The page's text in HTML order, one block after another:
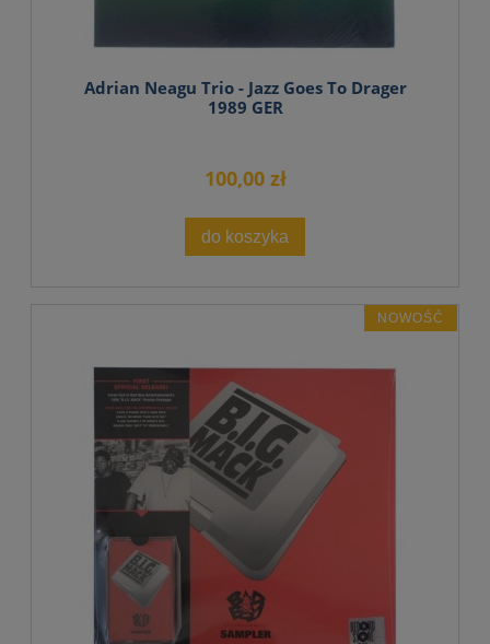
Adrian Neagu Trio - Jazz Goes To Drager
1989 GER
100,00 zł
do koszyka
NOWOŚĆ